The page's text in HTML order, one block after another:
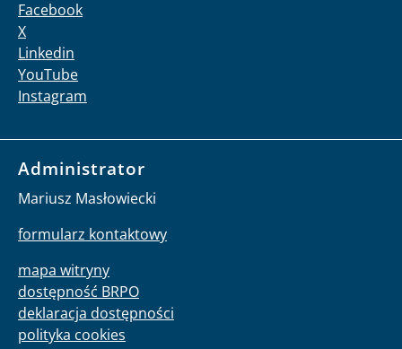
Facebook
X
Linkedin
YouTube
Instagram
Administrator
Mariusz Masłowiecki
formularz kontaktowy
mapa witryny
dostępność BRPO
deklaracja dostępności
polityka cookies